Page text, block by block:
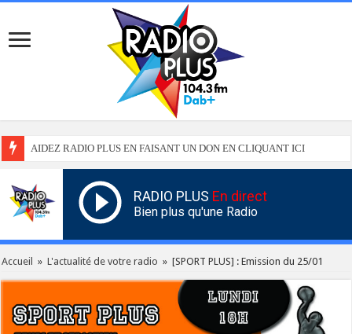
AIDEZ RADIO PLUS EN FAISANT UN DON EN CLIQUANT ICI
RADIO PLUS En direct
Bien plus qu'une Radio
Accueil » L'actualité de votre radio » [SPORT PLUS] : Emission du 25/01